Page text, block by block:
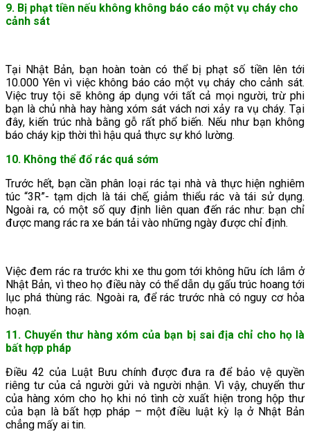
9. Bị phạt tiền nếu không không báo cáo một vụ cháy cho
cảnh sát
Tại Nhật Bản, bạn hoàn toàn có thể bị phạt số tiền lên tới
10.000 Yên vì việc không báo cáo một vụ cháy cho cảnh sát.
Việc truy tội sẽ không áp dụng với tất cả mọi người, trừ phi
bạn là chủ nhà hay hàng xóm sát vách nơi xảy ra vụ cháy. Tại
đây, kiến trúc nhà bằng gỗ rất phổ biến. Nếu như bạn không
báo cháy kịp thời thì hậu quả thực sự khó lường.
10. Không thể đổ rác quá sớm
Trước hết, bạn cần phân loại rác tại nhà và thực hiện nghiêm
túc “3R”- tạm dịch là tái chế, giảm thiểu rác và tái sử dụng.
Ngoài ra, có một số quy định liên quan đến rác như: bạn chỉ
được mang rác ra xe bán tải vào những ngày được chỉ định.
Việc đem rác ra trước khi xe thu gom tới không hữu ích lắm ở
Nhật Bản, vì theo họ điều này có thể dẫn dụ gấu trúc hoang tới
lục phá thùng rác. Ngoài ra, để rác trước nhà có nguy cơ hỏa
hoạn.
11. Chuyển thư hàng xóm của bạn bị sai địa chỉ cho họ là
bất hợp pháp
Điều 42 của Luật Bưu chính được đưa ra để bảo vệ quyền
riêng tư của cả người gửi và người nhận. Vì vậy, chuyển thư
của hàng xóm cho họ khi nó tình cờ xuất hiện trong hộp thư
của bạn là bất hợp pháp – một điều luật kỳ lạ ở Nhật Bản
chẳng mấy ai tin.